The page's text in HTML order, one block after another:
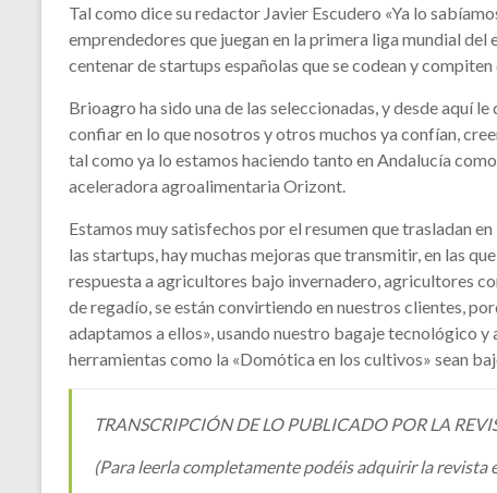
Tal como dice su redactor Javier Escudero «Ya lo
emprendedores que juegan en la primera liga mundial
centenar de startups españolas que se codean y
Brioagro ha sido una de las seleccionadas, y desde aquí
confiar en lo que nosotros y otros muchos ya confían,
tal como ya lo estamos haciendo tanto en Andalucía
aceleradora agroalimentaria Orizont.
Estamos muy satisfechos por el resumen que trasladan
las startups, hay muchas mejoras que transmitir, en las
respuesta a agricultores bajo invernadero, agricultores
de regadío, se están convirtiendo en nuestros clientes,
adaptamos a ellos», usando nuestro bagaje tecnológico y
herramientas como la «Domótica en los cultivos» sean
TRANSCRIPCIÓN DE LO PUBLICADO POR LA
(Para leerla completamente podéis adquirir la revista